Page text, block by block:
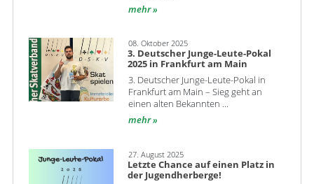
mehr
08. Oktober 2025
3. Deutscher Junge-Leute-Pokal
2025 in Frankfurt am Main
3. Deutscher Junge-Leute-Pokal in
Frankfurt am Main – Sieg geht an
einen alten Bekannten ...
mehr
27. August 2025
Letzte Chance auf einen Platz in
der Jugendherberge!